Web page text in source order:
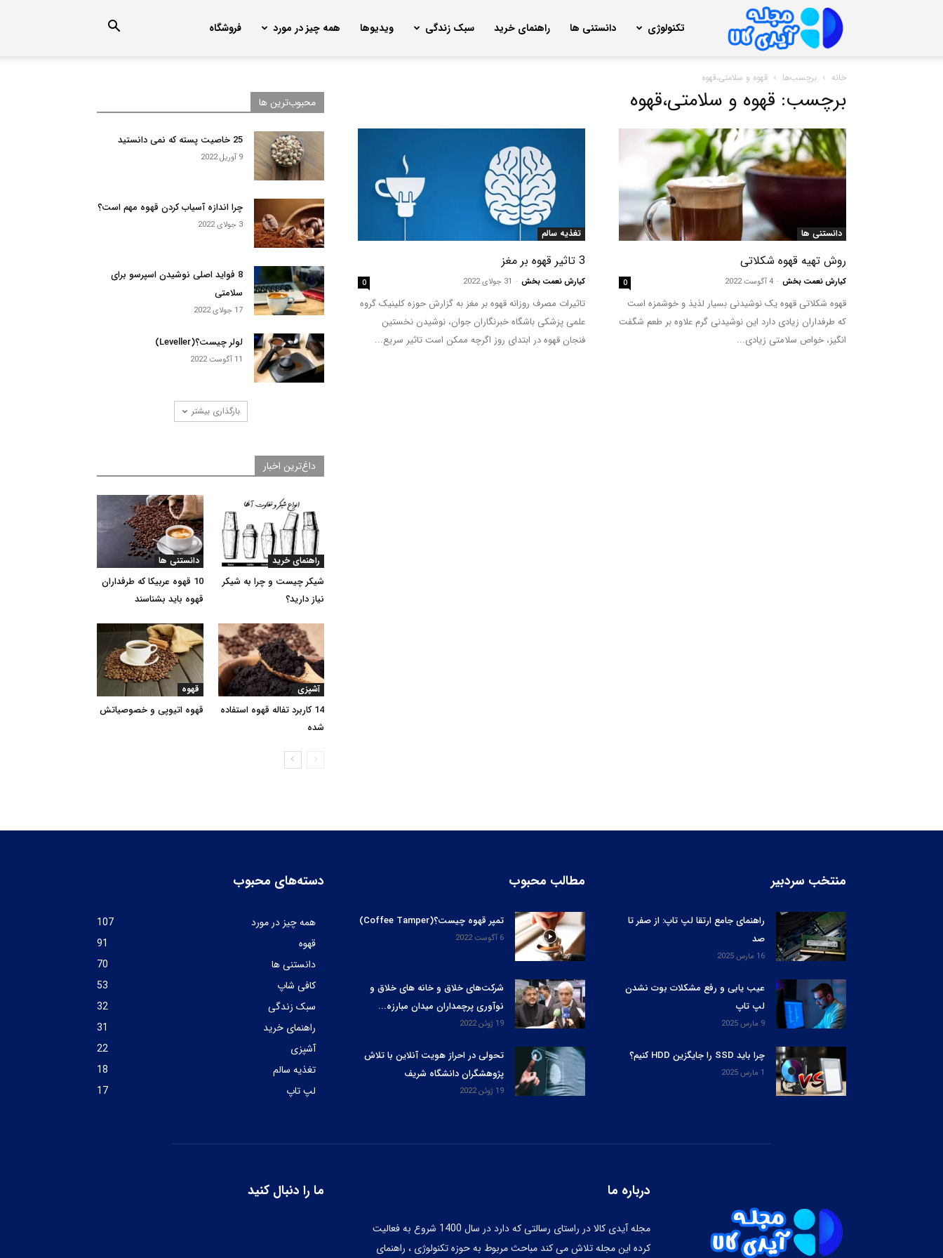
آیدی
کالا
تکنولوژی دانستنی ها راهنمای خرید سبک زندگی ویدیوها همه چیز در مورد فروشگاه
خانه برچسب‌ها قهوه و سلامتی،قهوه
برچسب: قهوه و سلامتی،قهوه
دانستنی ها
روش تهیه قهوه شکلاتی
کیارش نعمت بخش - 4 آگوست 2022 0
قهوه شکلاتی قهوه یک نوشیدنی بسیار لذیذ و خوشمزه است
که طرفداران زیادی دارد این نوشیدنی گرم علاوه بر طعم شگفت
انگیز، خواص سلامتی زیادی...
تغذیه سالم
3 تاثیر قهوه بر مغز
کیارش نعمت بخش - 31 جولای 2022 0
تاثیرات مصرف روزانه قهوه بر مغز به گزارش حوزه کلینیک گروه
علمی پزشکی باشگاه خبرنگاران جوان، نوشیدن نخستین
فنجان قهوه در ابتدای روز اگرچه ممکن است تاثیر سریع...
محبوب‌ترین ها
25 خاصیت پسته که نمی دانستید
9 آوریل 2022
چرا اندازه آسیاب کردن قهوه مهم است؟
3 جولای 2022
8 فواید اصلی نوشیدن اسپرسو برای
سلامتی
17 جولای 2022
لولر چیست؟(Leveller)
11 آگوست 2022
بارگذاری بیشتر
داغ‌ترین اخبار
دانستنی ها
10 قهوه عربیکا که طرفداران
قهوه باید بشناسند
راهنمای خرید
شیکر چیست و چرا به شیکر
نیاز دارید؟
قهوه
قهوه اتیوپی و خصوصیاتش
آشپزی
14 کاربرد تفاله قهوه استفاده
شده
منتخب سردبیر
راهنمای جامع ارتقا لپ‌ تاپ: از صفر تا
صد
16 مارس 2025
عیب یابی و رفع مشکلات بوت نشدن
لپ‌ تاپ
9 مارس 2025
چرا باید SSD را جایگزین HDD کنیم؟
1 مارس 2025
مطالب محبوب
تمپر قهوه چیست؟(Coffee Tamper)
6 آگوست 2022
شرکت‌های خلاق و خانه های خلاق و
نوآوری پرچمداران میدان مبارزه...
19 ژوئن 2022
تحولی در احراز هویت آنلاین با تلاش
پژوهشگران دانشگاه شریف
19 ژوئن 2022
دسته‌های محبوب
همه چیز در مورد
107
قهوه
91
دانستنی ها
70
کافی شاپ
53
سبک زندگی
32
راهنمای خرید
31
آشپزی
22
تغذیه سالم
18
لپ تاپ
17
درباره ما
مجله آیدی کالا در راستای رسالتی که دارد در سال 1400 شروع به فعالیت
کرده این مجله تلاش می کند مباحث مربوط به حوزه تکنولوژی ، راهنمای
ما را دنبال کنید